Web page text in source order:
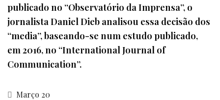
publicado no “Observatório da Imprensa”, o
jornalista Daniel Dieb analisou essa decisão dos
“media”, baseando-se num estudo publicado,
em 2016, no “International Journal of
Communication”.
Março 20